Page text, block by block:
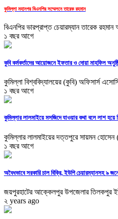
কুমিল্লা মহানগর বিএনপির সম্মেলনে তারেক রহমান
বিএনপির ভারপ্রাপ্ত চেয়ারম্যান তারেক
১ বছর আগে
কুবি কর্মকর্তাদের আয়োজনে ইফতার ও দোয়া মাহফিল
কুমিল্লা বিশ্ববিদ্যালয়ের (কুবি) অফিসার্স
১ বছর আগে
কুমিল্লার লালমাইয়ে মসজিদে যাওয়ার কথা বলে লাশ
কুমিল্লার লালমাইয়ের দত্তপুরে সায়মন
১ বছর আগে
অবৈধভাবে সরকারি চাল বিক্রি, ইউপি চেয়ারম্যানসহ ৯
জয়পুরহাটের আক্কেলপুর উপজেলার তিলকপুর
২ years ago